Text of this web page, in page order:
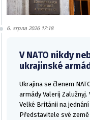
6. srpna 2026 17:18
V NATO nikdy
ukrajinské
Ukrajina se členem
armády Valerij
Velké Británii na
Představitele své